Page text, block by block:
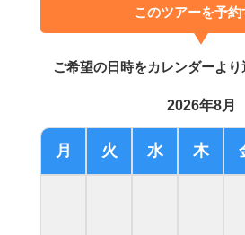
このツアーを予約
ご希望の日時をカレンダーよ
2026年8月
月 火 水 木